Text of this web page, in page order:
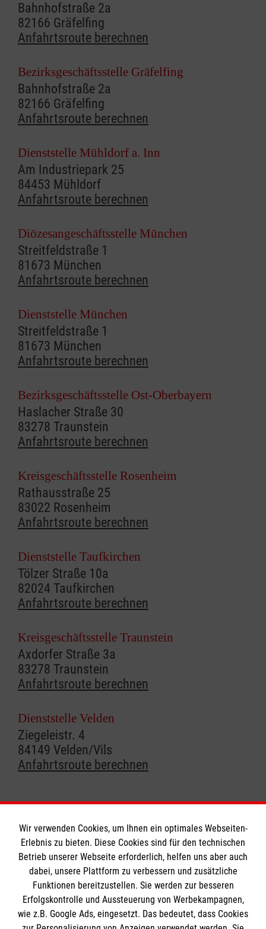
Bahnhofstraße 2a
82166 Gräfelfing
Anfahrtsroute berechnen
Bezirksgeschäftsstelle Gräfelfing
Bahnhofstraße 2a
82166 Gräfelfing
Anfahrtsroute berechnen
Dienststelle Mühldorf a. Inn
Am Industriepark 25
84453 Mühldorf
Anfahrtsroute berechnen
Diözesangeschäftsstelle München
Streitfeldstraße 1
81673 München
Anfahrtsroute berechnen
Dienststelle München
Streitfeldstraße 1
81673 München
Anfahrtsroute berechnen
Bezirksgeschäftsstelle Ost-Oberbayern
Haslacher Straße 30
83278 Traunstein
Anfahrtsroute berechnen
Kreisgeschäftsstelle Rosenheim
Rathausstraße 25
83022 Rosenheim
Anfahrtsroute berechnen
Dienststelle Taufkirchen
Tölzer Straße 10a
82024 Taufkirchen
Anfahrtsroute berechnen
Kreisgeschäftsstelle Traunstein
Axdorfer Straße 3a
83278 Traunstein
Anfahrtsroute berechnen
Dienststelle Velden
Ziegeleistr. 4
84149 Velden/Vils
Anfahrtsroute berechnen
Informationen
Impressum
Datenschutz
Die Malteser
Wir verwenden Cookies, um Ihnen ein optimales Webseiten-
Erlebnis zu bieten. Diese Cookies sind für den technischen
Betrieb unserer Webseite erforderlich, helfen uns aber auch
dabei, unsere Plattform zu verbessern und zusätzliche
Funktionen bereitzustellen. Sie werden zur besseren
Erfolgskontrolle und Aussteuerung von Werbekampagnen,
wie z.B. Google Ads, eingesetzt. Das bedeutet, dass Cookies